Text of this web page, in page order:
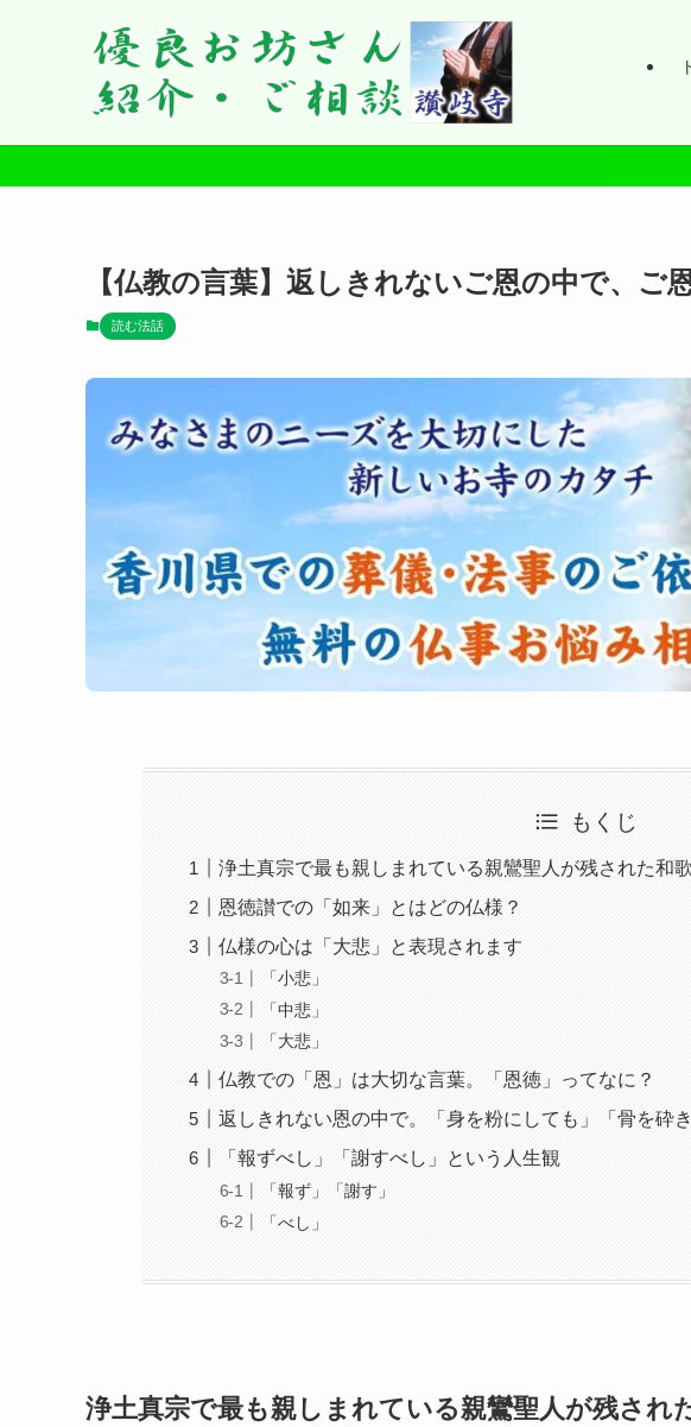
【仏教の言葉】返しきれないご恩の中で、ご
読む法話
もくじ
浄土真宗で最も親しまれている親鸞聖人が残された和歌
恩徳讃での「如来」とはどの仏様？
仏様の心は「大悲」と表現されます
「小悲」
「中悲」
「大悲」
仏教での「恩」は大切な言葉。「恩徳」ってなに？
返しきれない恩の中で。「身を粉にしても」「骨を砕き
「報ずべし」「謝すべし」という人生観
「報ず」「謝す」
「べし」
浄土真宗で最も親しまれている親鸞聖人が残され